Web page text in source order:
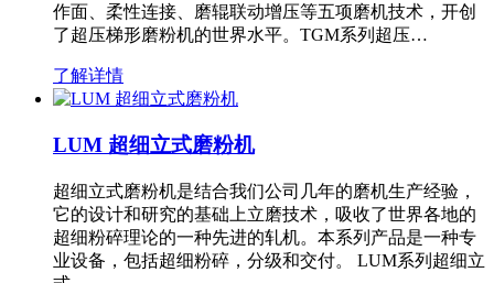
作面、柔性连接、磨辊联动增压等五项磨机技术，开创
了超压梯形磨粉机的世界水平。TGM系列超压…
了解详情
LUM 超细立式磨粉机
超细立式磨粉机是结合我们公司几年的磨机生产经验，
它的设计和研究的基础上立磨技术，吸收了世界各地的
超细粉碎理论的一种先进的轧机。本系列产品是一种专
业设备，包括超细粉碎，分级和交付。 LUM系列超细立